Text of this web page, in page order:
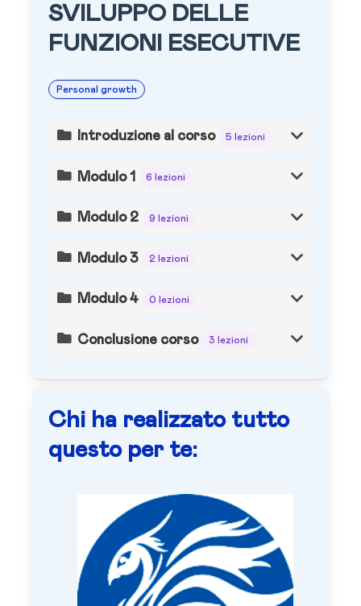
SVILUPPO DELLE
FUNZIONI ESECUTIVE
Personal growth
Introduzione al corso 5 lezioni
Modulo 1 6 lezioni
Modulo 2 9 lezioni
Modulo 3 2 lezioni
Modulo 4 0 lezioni
Conclusione corso 3 lezioni
Chi ha realizzato tutto
questo per te: